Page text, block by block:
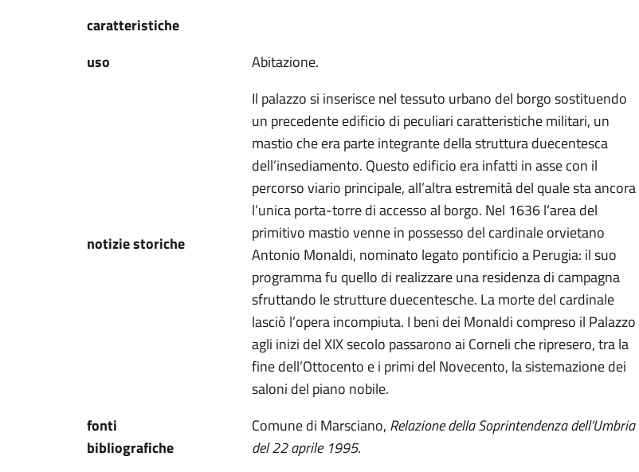
caratteristiche
uso
Abitazione.
notizie storiche
Il palazzo si inserisce nel tessuto urbano del borgo sostituendo
un precedente edificio di peculiari caratteristiche militari, un
mastio che era parte integrante della struttura duecentesca
dell’insediamento. Questo edificio era infatti in asse con il
percorso viario principale, all’altra estremità del quale sta ancora
l’unica porta-torre di accesso al borgo. Nel 1636 l’area del
primitivo mastio venne in possesso del cardinale orvietano
Antonio Monaldi, nominato legato pontificio a Perugia: il suo
programma fu quello di realizzare una residenza di campagna
sfruttando le strutture duecentesche. La morte del cardinale
lasciò l’opera incompiuta. I beni dei Monaldi compreso il Palazzo
agli inizi del XIX secolo passarono ai Corneli che ripresero, tra la
fine dell’Ottocento e i primi del Novecento, la sistemazione dei
saloni del piano nobile.
fonti
bibliografiche
Comune di Marsciano, Relazione della Soprintendenza dell’Umbria
del 22 aprile 1995.